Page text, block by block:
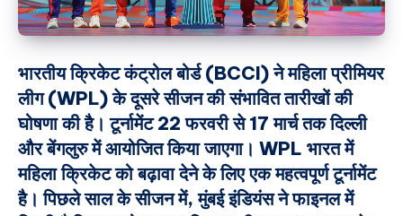
भारतीय क्रिकेट कंट्रोल बोर्ड (BCCI) ने महिला प्रीमियर
लीग (WPL) के दूसरे सीजन की संभावित तारीखों की
घोषणा की है। टूर्नामेंट 22 फरवरी से 17 मार्च तक दिल्ली
और बेंगलुरु में आयोजित किया जाएगा। WPL भारत में
महिला क्रिकेट को बढ़ावा देने के लिए एक महत्वपूर्ण टूर्नामेंट
है। पिछले साल के सीजन में, मुंबई इंडियंस ने फाइनल में